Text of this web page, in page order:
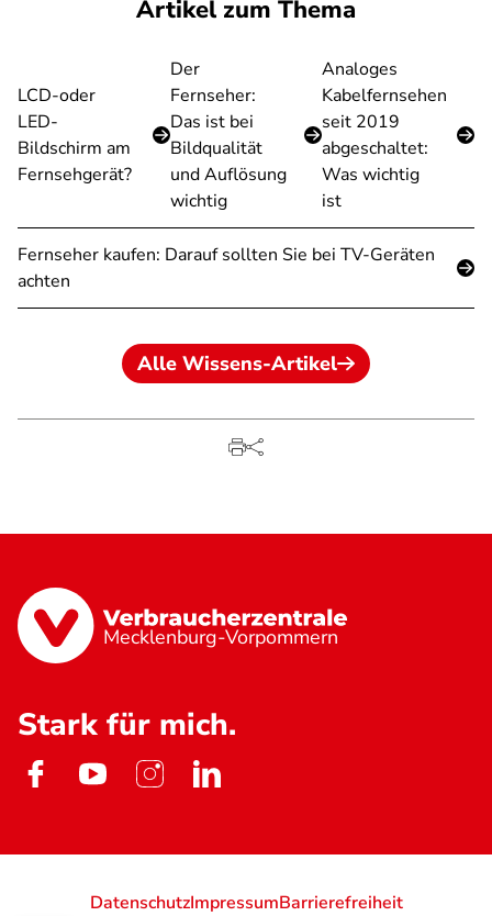
Artikel zum Thema
LCD-oder
LED-
Bildschirm am
Fernsehgerät?
Der
Fernseher:
Das ist bei
Bildqualität
und Auflösung
wichtig
Analoges
Kabelfernsehen
seit 2019
abgeschaltet:
Was wichtig
ist
Fernseher kaufen: Darauf sollten Sie bei TV-Geräten
achten
Alle Wissens-Artikel
Mecklenburg-Vorpommern
Stark für mich.
DatenschutzImpressumBarrierefreiheit